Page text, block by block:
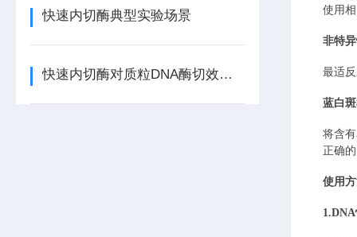
快速内切酶典型实验场景
快速内切酶对质粒DNA酶切效率的影响因素
使用
非特
最适
蓝白
将含
正确
使用
1.